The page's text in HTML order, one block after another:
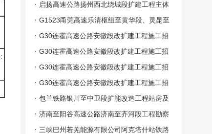
设计施工总承包评标结果公示
启扬高速公路扬州西北绕城段扩建工程主体
工程施工项目（第一批）中标候选人公示
G1523甬莞高速乐清枢纽至黄华段、灵昆至
苍南段安全韧性提升工程第SG01标段中标
候选人公示
G30连霍高速公路安徽段改扩建工程施工招
标LHTJ-04标段评标结果公示
G30连霍高速公路安徽段改扩建工程施工招
标LHTJ-03标段评标结果公示
G30连霍高速公路安徽段改扩建工程施工招
标LHTJ-02标段评标结果公示
G30连霍高速公路安徽段改扩建工程施工招
标LHTJ-01标段评标结果公示
包兰铁路银川至中卫段扩能改造工程站房及
相关工程YZZF－1、YZZF－2标段施工总
价承包招标中标候选人公示
济南至阳谷高速公路济南至齐河段工程勘察
设计和勘察监理及双院制咨询评标结果公示
三峡巴州若羌能源有限公司阿克塔什站铁路